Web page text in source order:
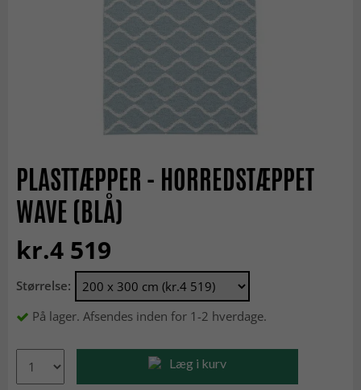
PLASTTÆPPER - HORREDSTÆPPET
WAVE (BLÅ)
kr.4 519
Størrelse:
På lager. Afsendes inden for 1-2 hverdage.
Læg i kurv